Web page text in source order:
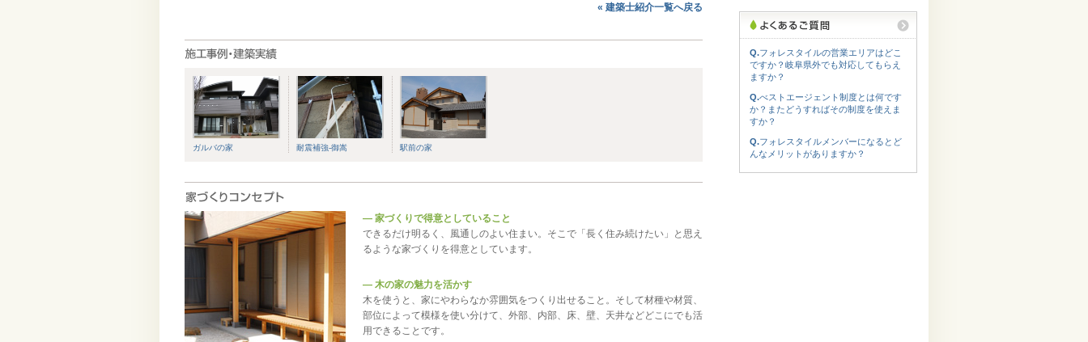
« 建築士紹介一覧へ戻る
ガルバの家 耐震補強-御嵩 駅前の家
― 家づくりで得意としていること
できるだけ明るく、風通しのよい住まい。そこで「長く住み続けたい」と思え
るような家づくりを得意としています。
― 木の家の魅力を活かす
木を使うと、家にやわらなか雰囲気をつくり出せること。そして材種や材質、
部位によって模様を使い分けて、外部、内部、床、壁、天井などどこにでも活
用できることです。
Q.フォレスタイルの営業エリアはどこ
ですか？岐阜県外でも対応してもらえ
ますか？
Q.べストエージェント制度とは何です
か？またどうすればその制度を使えま
すか？
Q.フォレスタイルメンバーになるとど
んなメリットがありますか？